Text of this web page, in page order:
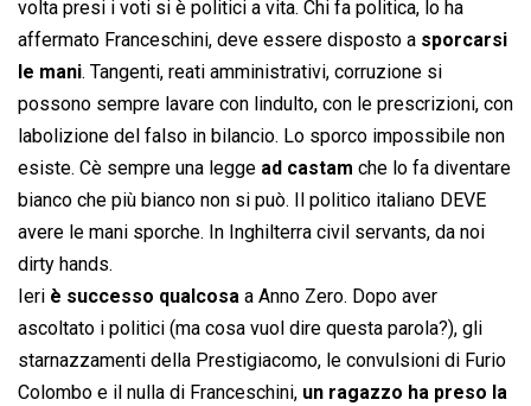
volta presi i voti si è politici a vita. Chi fa politica, lo ha
affermato Franceschini, deve essere disposto a sporcarsi
le mani. Tangenti, reati amministrativi, corruzione si
possono sempre lavare con lindulto, con le prescrizioni, con
labolizione del falso in bilancio. Lo sporco impossibile non
esiste. Cè sempre una legge ad castam che lo fa diventare
bianco che più bianco non si può. Il politico italiano DEVE
avere le mani sporche. In Inghilterra civil servants, da noi
dirty hands.
Ieri è successo qualcosa a Anno Zero. Dopo aver
ascoltato i politici (ma cosa vuol dire questa parola?), gli
starnazzamenti della Prestigiacomo, le convulsioni di Furio
Colombo e il nulla di Franceschini, un ragazzo ha preso la